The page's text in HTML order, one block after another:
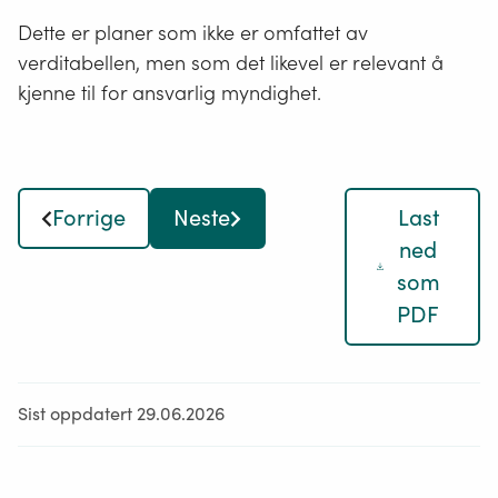
Dette er planer som ikke er omfattet av
verditabellen, men som det likevel er relevant å
kjenne til for ansvarlig myndighet.
Forrige Neste
Last
ned
som
PDF
Sist oppdatert 29.06.2026